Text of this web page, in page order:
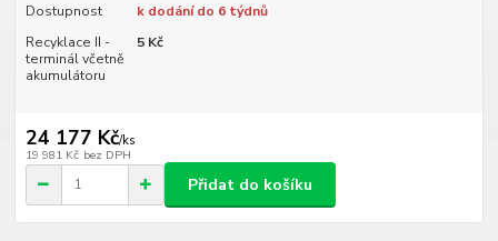
Dostupnost
k dodání do 6 týdnů
Recyklace II -
terminál včetně
akumulátoru
5 Kč
24 177 Kč/ks
19 981 Kč bez DPH
Přidat do košíku